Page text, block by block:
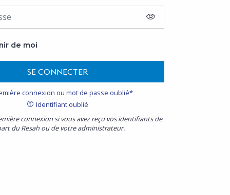
AFFICHER LE MOT
de moi
SE CONNECTER
connexion ou mot de passe oublié*
Identifiant oublié
connexion si vous avez reçu vos identifiants de
du Resah ou de votre administrateur.